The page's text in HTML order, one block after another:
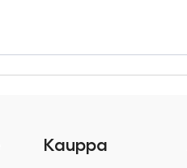
Kauppa